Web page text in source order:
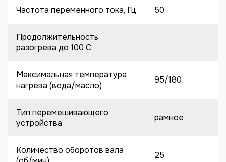
Частота переменного тока, Гц 50
Продолжительность
разогрева до 100 C
Максимальная температура
нагрева (вода/масло)
95/180
Тип перемешивающего
устройства
рамное
Количество оборотов вала
25